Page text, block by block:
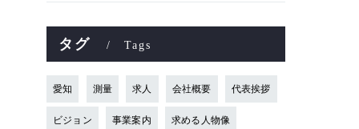
タグ Tags
愛知 測量 求人 会社概要 代表挨拶
ビジョン 事業案内 求める人物像